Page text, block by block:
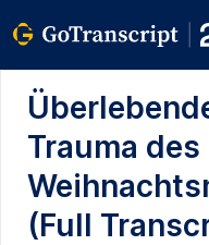
Trauma des
(Full